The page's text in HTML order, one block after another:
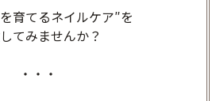
育てるネイルケア″を
てみませんか？
・・・